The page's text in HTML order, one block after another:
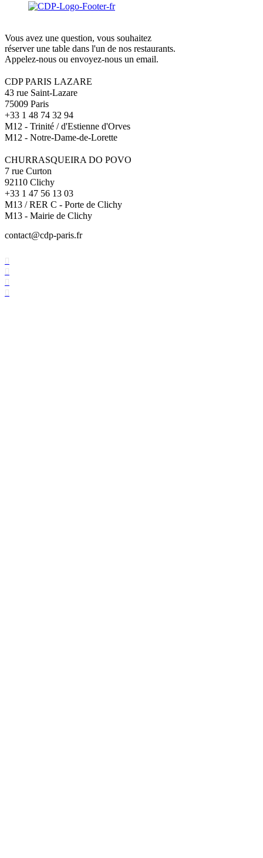
Vous avez une question, vous souhaitez
réserver une table dans l'un de nos restaurants.
Appelez-nous ou envoyez-nous un email.
CDP PARIS LAZARE
43 rue Saint-Lazare
75009 Paris
+33 1 48 74 32 94
M12 - Trinité / d'Estienne d'Orves
M12 - Notre-Dame-de-Lorette
CHURRASQUEIRA DO POVO
7 rue Curton
92110 Clichy
+33 1 47 56 13 03
M13 / RER C - Porte de Clichy
M13 - Mairie de Clichy
contact@cdp-paris.fr